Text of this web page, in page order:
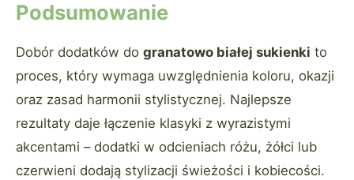
Podsumowanie
Dobór dodatków do granatowo białej sukienki to
proces, który wymaga uwzględnienia koloru, okazji
oraz zasad harmonii stylistycznej. Najlepsze
rezultaty daje łączenie klasyki z wyrazistymi
akcentami – dodatki w odcieniach różu, żółci lub
czerwieni dodają stylizacji świeżości i kobiecości.